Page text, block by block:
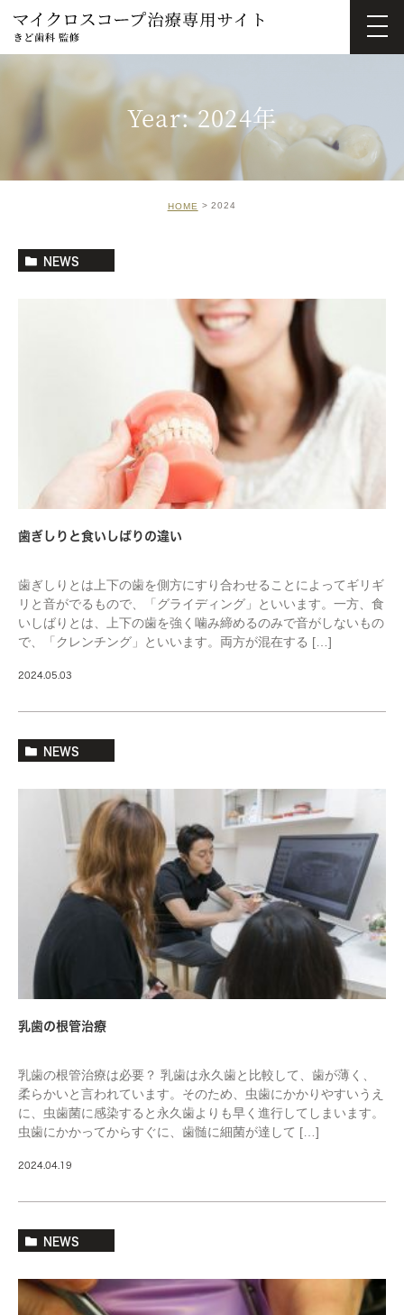
Year: 2024年
HOME 2024
NEWS
歯ぎしりと食いしばりの違い
歯ぎしりとは上下の歯を側方にすり合わせることによってギリギ
リと音がでるもので、「グライディング」といいます。一方、食
いしばりとは、上下の歯を強く噛み締めるのみで音がしないもの
で、「クレンチング」といいます。両方が混在する […]
2024.05.03
NEWS
乳歯の根管治療
乳歯の根管治療は必要？ 乳歯は永久歯と比較して、歯が薄く、
柔らかいと言われています。そのため、虫歯にかかりやすいうえ
に、虫歯菌に感染すると永久歯よりも早く進行してしまいます。
虫歯にかかってからすぐに、歯髄に細菌が達して […]
2024.04.19
NEWS